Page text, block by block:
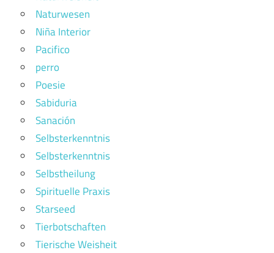
Naturwesen
Niña Interior
Pacifico
perro
Poesie
Sabiduria
Sanación
Selbsterkenntnis
Selbsterkenntnis
Selbstheilung
Spirituelle Praxis
Starseed
Tierbotschaften
Tierische Weisheit